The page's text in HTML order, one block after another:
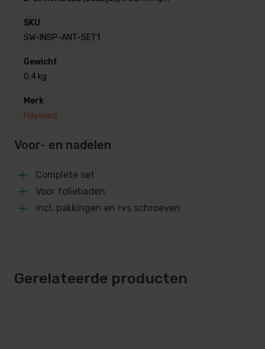
Inhoud:
– 1 wanddoorvoer
– 1 inlaatfitting kleur antraciet
SKU
SW-INSP-ANT-SET1
Gewicht
0,4 kg
Merk
Hayward
Voor- en nadelen
Complete set
Voor foliebaden
incl. pakkingen en rvs schroeven
Gerelateerde producten